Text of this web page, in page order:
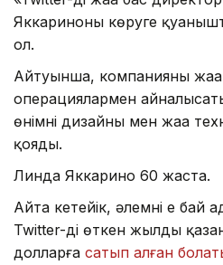
Яккариноны көруге
ол.
Айтуынша, компанияның
операциялармен
өнімнің дизайны мен жаңа
қояды.
Линда Яккарино 60 жаста.
Айта кетейік, әлемнің ең бай
Twitter-ді өткен жылдың
долларға сатып алған